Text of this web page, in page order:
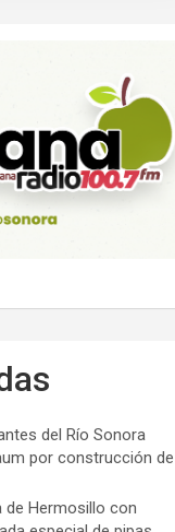
del Río Sonora
por construcción de
de Hermosillo con